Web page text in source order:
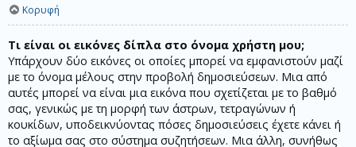
Κορυφή
Τι είναι οι εικόνες δίπλα στο όνομα χρήστη μου;
Υπάρχουν δύο εικόνες οι οποίες μπορεί να εμφανιστούν μαζί
με το όνομα μέλους στην προβολή δημοσιεύσεων. Μια από
αυτές μπορεί να είναι μια εικόνα που σχετίζεται με το βαθμό
σας, γενικώς με τη μορφή των άστρων, τετραγώνων ή
κουκίδων, υποδεικνύοντας πόσες δημοσιεύσεις έχετε κάνει ή
το αξίωμα σας στο σύστημα συζητήσεων. Μια άλλη, συνήθως